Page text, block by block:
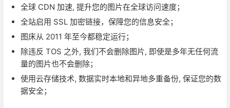
全球 CDN 加速, 提升您的图片在全球访问速度；
全站启用 SSL 加密链接，保障您的信息安全；
图床从 2011 年至今都稳定运行；
除违反 TOS 之外, 我们不会删除图片, 即使是多年无任何流
量的图片也不会删除；
使用云存储技术, 数据实时本地和异地多重备份, 保证您的数
据安全；